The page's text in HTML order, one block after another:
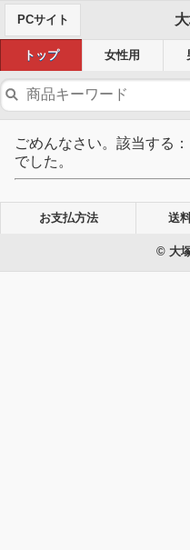
PCサイト
トップ 女性用
ごめんなさい。該当する
でした。
お支払方法 送
© 大